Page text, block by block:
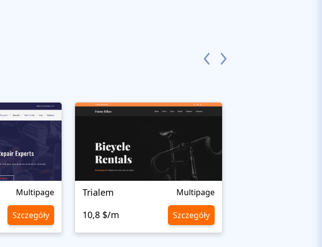
Multipage
Szczegóły
Trialem Multipage
10,8 $/m Szczegóły